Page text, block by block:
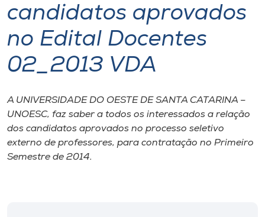
I.nova
Diplomados
CPA
Biblioteca
candidatos aprovados
no Edital Docentes
02_2013 VDA
A UNIVERSIDADE DO OESTE DE SANTA CATARINA –
UNOESC, faz saber a todos os interessados a relação
dos candidatos aprovados no processo seletivo
externo de professores, para contratação no Primeiro
Semestre de 2014.